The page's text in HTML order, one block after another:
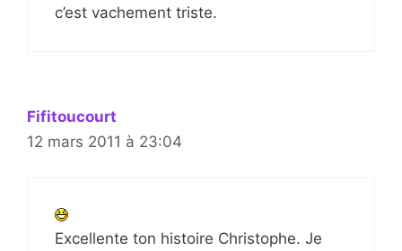
c’est vachement triste.
Fifitoucourt
12 mars 2011 à 23:04
Excellente ton histoire Christophe. Je